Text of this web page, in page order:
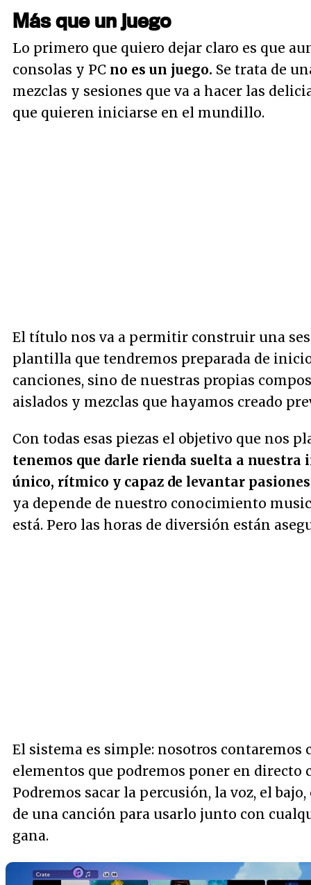
Más que un juego
Lo primero que quiero dejar claro es que
consolas y PC no es un juego. Se trata de
mezclas y sesiones que va a hacer las
que quieren iniciarse en el mundillo.
El título nos va a permitir construir una
plantilla que tendremos preparada de
canciones, sino de nuestras propias
aislados y mezclas que hayamos creado
Con todas esas piezas el objetivo que nos
tenemos que darle rienda suelta a
único, rítmico y capaz de levantar
ya depende de nuestro conocimiento
está. Pero las horas de diversión están
El sistema es simple: nosotros contaremos
elementos que podremos poner en directo
Podremos sacar la percusión, la voz, el
de una canción para usarlo junto con
gana.